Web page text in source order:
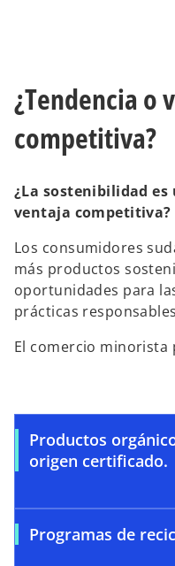
¿Tendencia o
competitiva?
¿La sostenibilidad
ventaja competitiva?
Los consumidores
más productos
oportunidades para
prácticas
El comercio minorista
Productos
origen certificado.
Programas de